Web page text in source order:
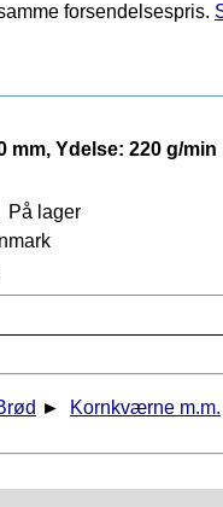
forsendelsespris.
mm, Ydelse: 220 g/min
På lager
► Kornkværne m.m.